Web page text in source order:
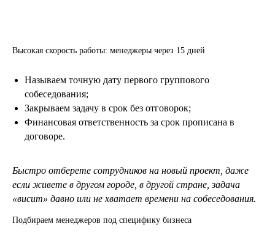
Высокая скорость работы: менеджеры через 15 дней
Называем точную дату первого группового
собеседования;
Закрываем задачу в срок без отговорок;
Финансовая ответственность за срок прописана в
договоре.
Быстро отберете сотрудников на новый проект, даже
если живете в другом городе, в другой стране, задача
«висит» давно или не хватает времени на собеседования.
Подбираем менеджеров под специфику бизнеса